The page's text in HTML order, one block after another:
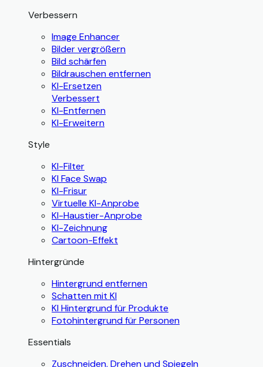
Verbessern
Image Enhancer
Bilder vergrößern
Bild schärfen
Bildrauschen entfernen
KI-Ersetzen
Verbessert
KI-Entfernen
KI-Erweitern
Style
KI-Filter
KI Face Swap
KI-Frisur
Virtuelle KI-Anprobe
KI-Haustier-Anprobe
KI-Zeichnung
Cartoon-Effekt
Hintergründe
Hintergrund entfernen
Schatten mit KI
KI Hintergrund für Produkte
Fotohintergrund für Personen
Essentials
Zuschneiden, Drehen und Spiegeln